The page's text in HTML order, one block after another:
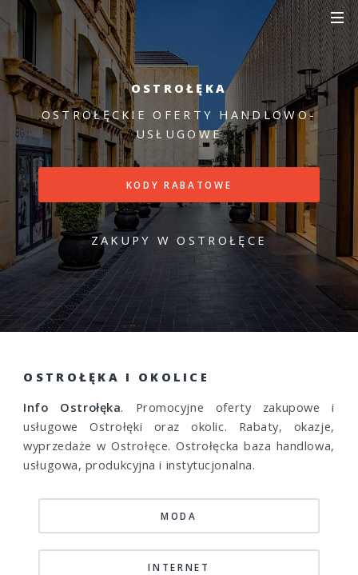
OSTROŁĘKA
OSTROŁĘCKIE OFERTY HANDLOWO-
USŁUGOWE
KODY RABATOWE
ZAKUPY W OSTROŁĘCE
OSTROŁĘKA I OKOLICE
Info Ostrołęka. Promocyjne oferty zakupowe i
usługowe Ostrołęki oraz okolic. Rabaty, okazje,
wyprzedaże w Ostrołęce. Ostrołęcka baza handlowa,
usługowa, produkcyjna i instytucjonalna.
MODA
INTERNET